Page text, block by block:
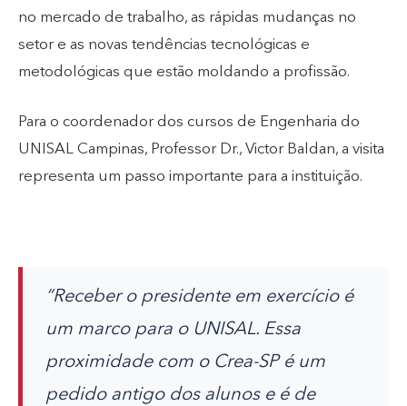
no mercado de trabalho, as rápidas mudanças no
setor e as novas tendências tecnológicas e
metodológicas que estão moldando a profissão.
Para o coordenador dos cursos de Engenharia do
UNISAL Campinas, Professor Dr., Victor Baldan, a visita
representa um passo importante para a instituição.
“Receber o presidente em exercício é
um marco para o UNISAL. Essa
proximidade com o Crea-SP é um
pedido antigo dos alunos e é de